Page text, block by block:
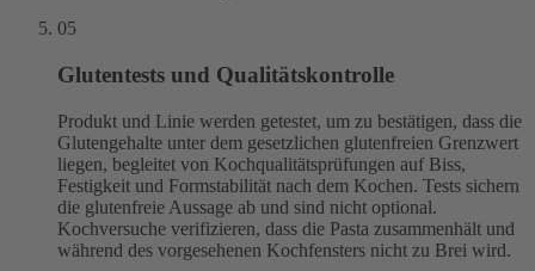
05
Glutentests und Qualitätskontrolle
Produkt und Linie werden getestet, um zu bestätigen, dass die
Glutengehalte unter dem gesetzlichen glutenfreien Grenzwert
liegen, begleitet von Kochqualitätsprüfungen auf Biss,
Festigkeit und Formstabilität nach dem Kochen. Tests sichern
die glutenfreie Aussage ab und sind nicht optional.
Kochversuche verifizieren, dass die Pasta zusammenhält und
während des vorgesehenen Kochfensters nicht zu Brei wird.